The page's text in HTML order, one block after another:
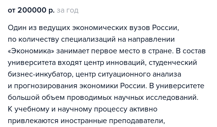
от 200000 р. за год
Один из ведущих экономических вузов России,
по количеству специализаций на направлении
«Экономика» занимает первое место в стране. В состав
университета входят центр инноваций, студенческий
бизнес-инкубатор, центр ситуационного анализа
и прогнозирования экономики России. В университете
большой объем проводимых научных исследований.
К учебному и научному процессу активно
привлекаются иностранные преподаватели,